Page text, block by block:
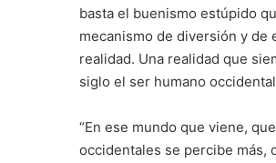
basta el buenismo estúpido
mecanismo de diversión y de
realidad. Una realidad que
siglo el ser humano
“En ese mundo que viene,
occidentales se percibe más,